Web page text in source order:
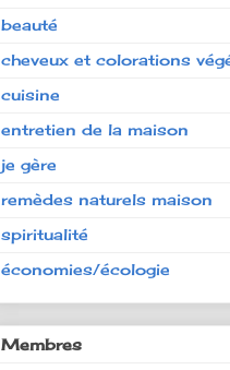
beauté
cheveux et colorations
cuisine
entretien de la maison
je gère
remèdes naturels maison
spiritualité
économies/écologie
Membres